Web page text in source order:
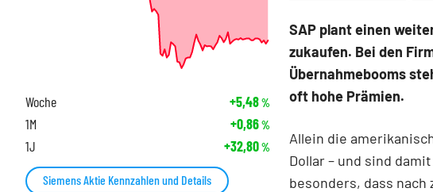
SAP plant einen
zukaufen. Bei den
Übernahmebooms
oft hohe Prämien.
Allein die
Dollar – und sind
besonders, dass
Woche +5,48%
1M +0,86%
1J +32,80%
Siemens Aktie Kennzahlen und Details